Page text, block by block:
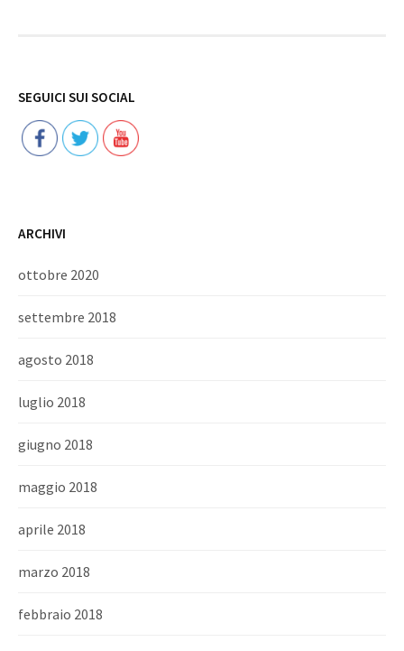
SEGUICI SUI SOCIAL
ARCHIVI
ottobre 2020
settembre 2018
agosto 2018
luglio 2018
giugno 2018
maggio 2018
aprile 2018
marzo 2018
febbraio 2018